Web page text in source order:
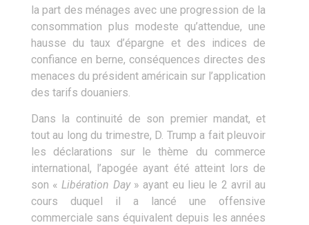
la part des ménages avec une progression de la
consommation plus modeste qu’attendue, une
hausse du taux d’épargne et des indices de
confiance en berne, conséquences directes des
menaces du président américain sur l’application
des tarifs douaniers.
Dans la continuité de son premier mandat, et
tout au long du trimestre, D. Trump a fait pleuvoir
les déclarations sur le thème du commerce
international, l’apogée ayant été atteint lors de
son «Libération Day» ayant eu lieu le 2 avril au
cours duquel il a lancé une offensive
commerciale sans équivalent depuis les années